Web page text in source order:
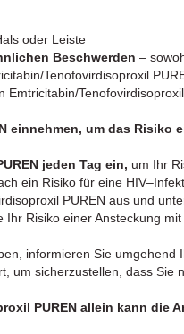
oder Leiste
Beschwerden –
Tenofovirdisoproxil
Tenofovirdisoproxil
einnehmen, um das Risiko
jeden Tag ein, um Ihr
ein Risiko für eine
PUREN aus und
Risiko einer Ansteckung mit
informieren Sie umgehend
um sicherzustellen, dass Sie
PUREN allein kann die